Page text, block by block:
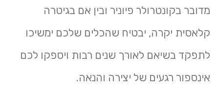
מדובר בקונטרולר פיוניר ובין אם בגיטרה
קלאסית יקרה, יבטיח שהכלים שלכם ימשיכו
לתפקד בשיאם לאורך שנים רבות ויספקו לכם
אינספור רגעים של יצירה והנאה.